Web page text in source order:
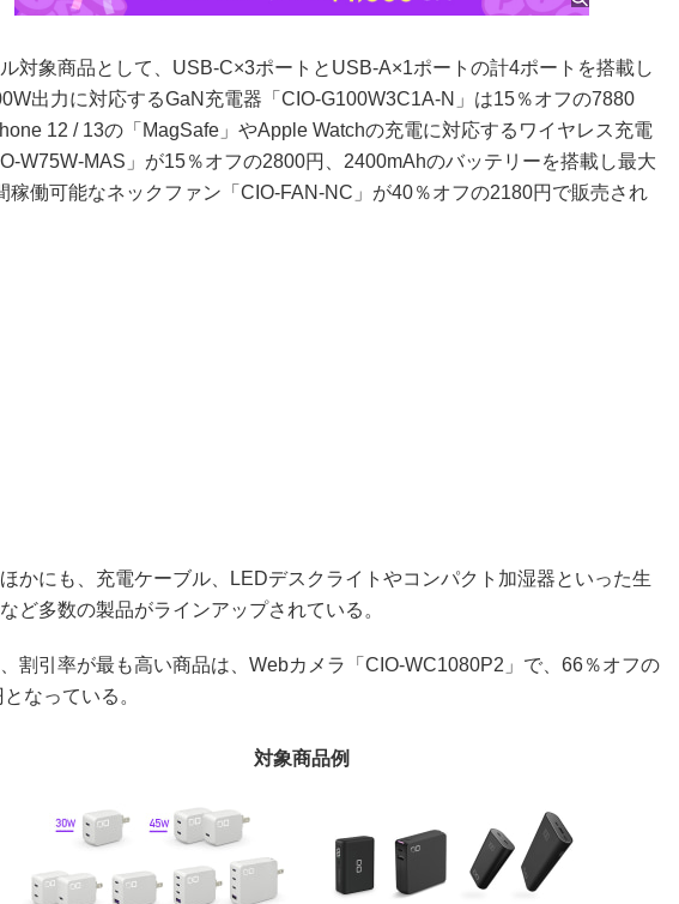
対象商品として、USB-C×3ポートとUSB-A×1ポートの計4ポートを搭載し
出力に対応するGaN充電器「CIO-G100W3C1A-N」は15％オフの7880
12 / 13の「MagSafe」やApple Watchの充電に対応するワイヤレス充電
W75W-MAS」が15％オフの2800円、2400mAhのバッテリーを搭載し最大
稼働可能なネックファン「CIO-FAN-NC」が40％オフの2180円で販売され
かにも、充電ケーブル、LEDデスクライトやコンパクト加湿器といった生
ど多数の製品がラインアップされている。
割引率が最も高い商品は、Webカメラ「CIO-WC1080P2」で、66％オフの
なっている。
対象商品例